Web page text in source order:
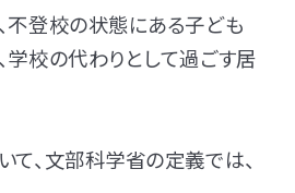
不登校の状態にある子ども
学校の代わりとして過ごす居
て、文部科学省の定義では、